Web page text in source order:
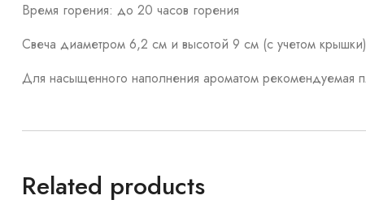
Время горения: до 20 часов горения
Свеча диаметром 6,2 см и высотой 9 см (с учетом крышки)
Для насыщенного наполнения ароматом
Related products